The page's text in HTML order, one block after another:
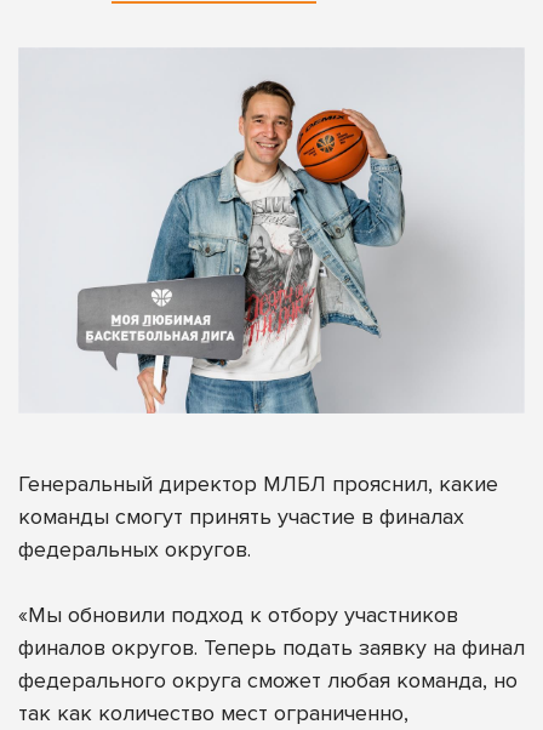
Генеральный директор МЛБЛ прояснил, какие
команды смогут принять участие в финалах
федеральных округов.
«Мы обновили подход к отбору участников
финалов округов. Теперь подать заявку на финал
федерального округа сможет любая команда, но
так как количество мест ограниченно,